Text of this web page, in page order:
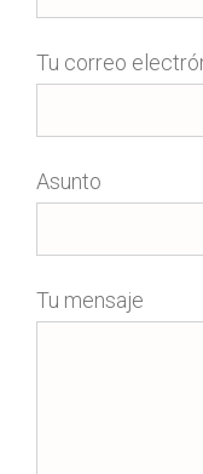
Tu correo
Asunto
Tu mensaje